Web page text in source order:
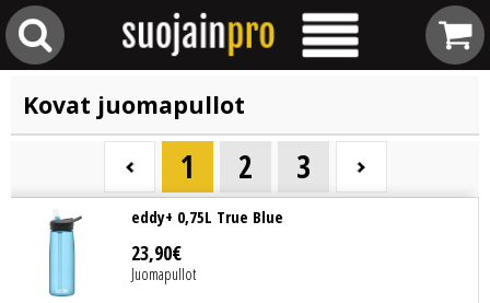
Kovat juomapullot
1 2 3
eddy+ 0,75L True Blue
23,90€
Juomapullot